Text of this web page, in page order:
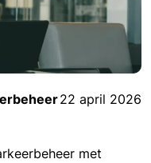
22 april 2026
met